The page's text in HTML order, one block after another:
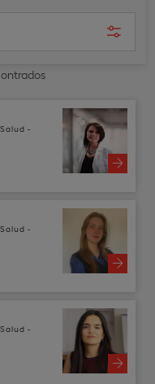
-
-
-